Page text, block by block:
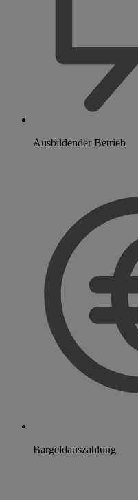
Ausbildender Betrieb
Bargeldauszahlung